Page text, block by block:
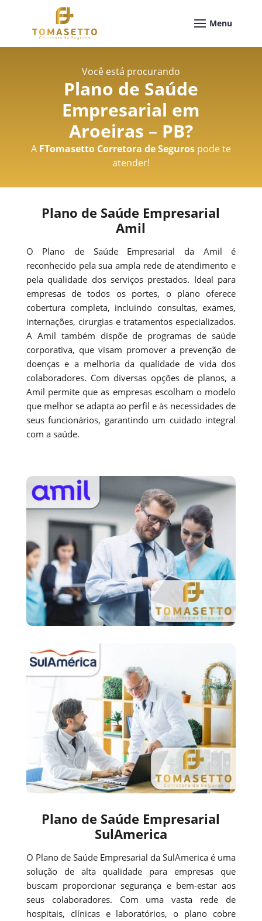
Você está procurando
Plano de Saúde
Empresarial em
Aroeiras – PB?
A FTomasetto Corretora de Segurospode te
atender!
Plano de Saúde Empresarial
Amil
O Plano de Saúde Empresarial da Amil é
reconhecido pela sua ampla rede de atendimento e
pela qualidade dos serviços prestados. Ideal para
empresas de todos os portes, o plano oferece
cobertura completa, incluindo consultas, exames,
internações, cirurgias e tratamentos especializados.
A Amil também dispõe de programas de saúde
corporativa, que visam promover a prevenção de
doenças e a melhoria da qualidade de vida dos
colaboradores. Com diversas opções de planos, a
Amil permite que as empresas escolham o modelo
que melhor se adapta ao perfil e às necessidades de
seus funcionários, garantindo um cuidado integral
com a saúde.
Plano de Saúde Empresarial
SulAmerica
O Plano de Saúde Empresarial da SulAmerica é uma
solução de alta qualidade para empresas que
buscam proporcionar segurança e bem-estar aos
seus colaboradores. Com uma vasta rede de
hospitais, clínicas e laboratórios, o plano cobre